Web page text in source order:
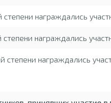
награждались
награждались
степени награждались